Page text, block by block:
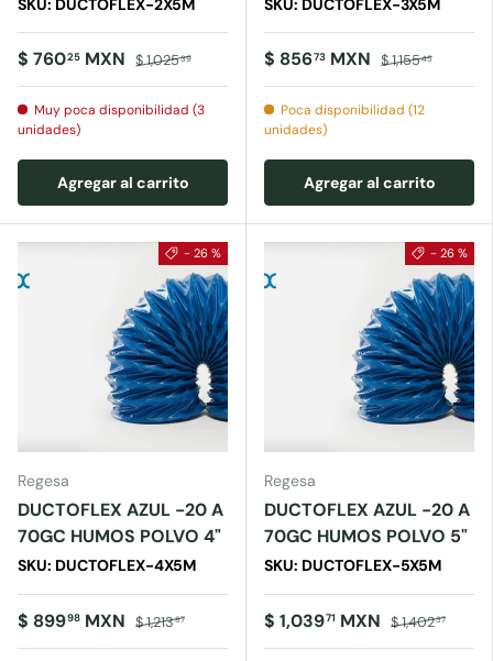
SKU: DUCTOFLEX-2X5M
$ 76025 MXN $ 1,02539
Muy poca disponibilidad (3
unidades)
Agregar al carrito
SKU: DUCTOFLEX-3X5M
$ 85673 MXN $ 1,15545
Poca disponibilidad (12
unidades)
Agregar al carrito
- 26 %
Regesa
DUCTOFLEX AZUL -20 A
70GC HUMOS POLVO 4"
SKU: DUCTOFLEX-4X5M
$ 89998 MXN $ 1,21387
- 26 %
Regesa
DUCTOFLEX AZUL -20 A
70GC HUMOS POLVO 5"
SKU: DUCTOFLEX-5X5M
$ 1,03971 MXN $ 1,40237